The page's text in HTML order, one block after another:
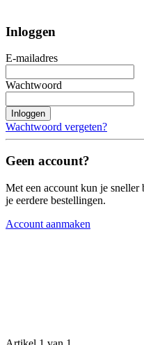
Inloggen
E-mailadres
Wachtwoord
Inloggen
Wachtwoord vergeten?
Geen account?
Met een account kun je sneller
je eerdere bestellingen.
Account aanmaken